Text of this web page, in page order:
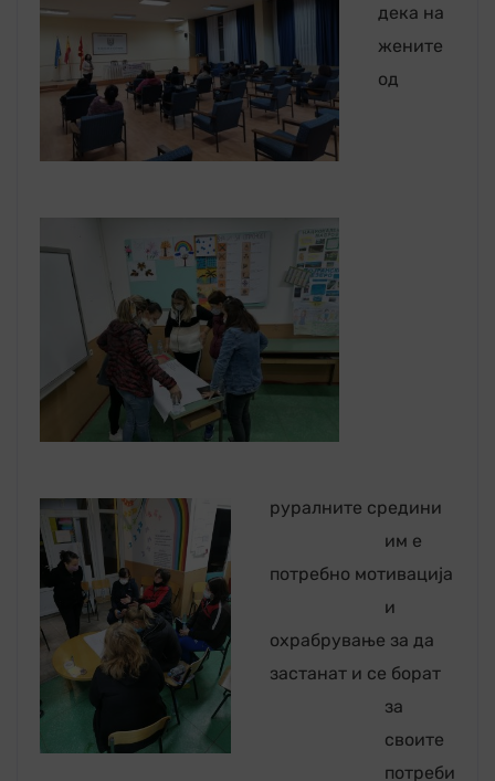
дека на
жените
од
руралните средини
им е
потребно мотивација
и
охрабрување за да
застанат и се борат
за
своите
потреби